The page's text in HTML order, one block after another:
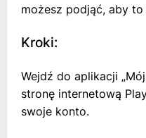
możesz podjąć, aby
Kroki:
Wejdź do aplikacji
stronę internetową
swoje konto.